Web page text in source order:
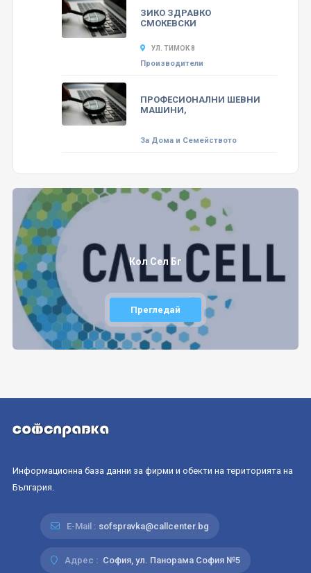
ЗИКО ЗДРАВКО
СМОКЕВСКИ
УЛ. ТИМОК 8
Производители
ПРОФЕСИОНАЛНИ ШЕВНИ
МАШИНИ,
За Дома и Семейството
Кол Сел Бг
Прегледай
Информационна база данни за фирми и обекти на територията на
България.
E-Mail : sofspravka@callcenter.bg
Адрес : София, ул. Панорама София №5